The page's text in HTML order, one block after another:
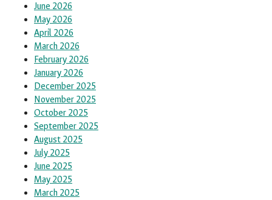
June 2026
May 2026
April 2026
March 2026
February 2026
January 2026
December 2025
November 2025
October 2025
September 2025
August 2025
July 2025
June 2025
May 2025
March 2025